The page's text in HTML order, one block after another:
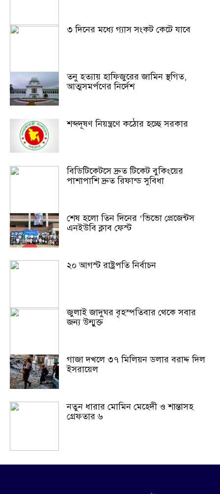
৩ দিনের মধ্যে গ্যাস সংকট কেটে যাবে
তনু হত্যায় হাফিজুরের জামিন স্থগিত,
আত্মসমর্পণের নির্দেশ
শব্দদূষণ নিয়ন্ত্রণে কঠোর হচ্ছে সরকার
বিডিটিকেটসে দ্রুত টিকেট বুকিংয়ের
পাশাপাশি দ্রুত রিফান্ড সুবিধা
শেষ হলো তিন দিনের ‘ভিভো প্রেজেন্টস
এনইউবি ক্লাব ফেস্ট
২০ আগস্ট রাষ্ট্রপতি নির্বাচন
জুলাই জাদুঘর বৃহস্পতিবার থেকে সবার
জন্য উন্মুক্ত
গাজা দখলে ৩৭ মিলিয়ন ডলার বরাদ্দ দিল
ইসরায়েল
নতুন ধারার মোমিন মেহেদী ও শান্তাসহ
গ্রেফতার ৬